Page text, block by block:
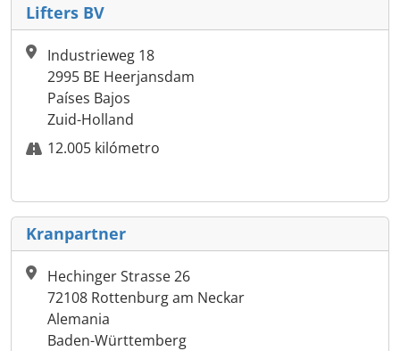
Lifters BV
Industrieweg 18
2995 BE Heerjansdam
Países Bajos
Zuid-Holland
12.005 kilómetro
Kranpartner
Hechinger Strasse 26
72108 Rottenburg am Neckar
Alemania
Baden-Württemberg